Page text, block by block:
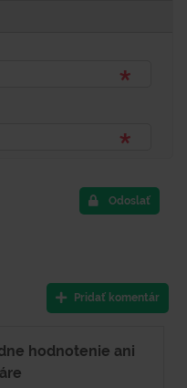
Odoslať
Pridať komentár
hodnotenie ani